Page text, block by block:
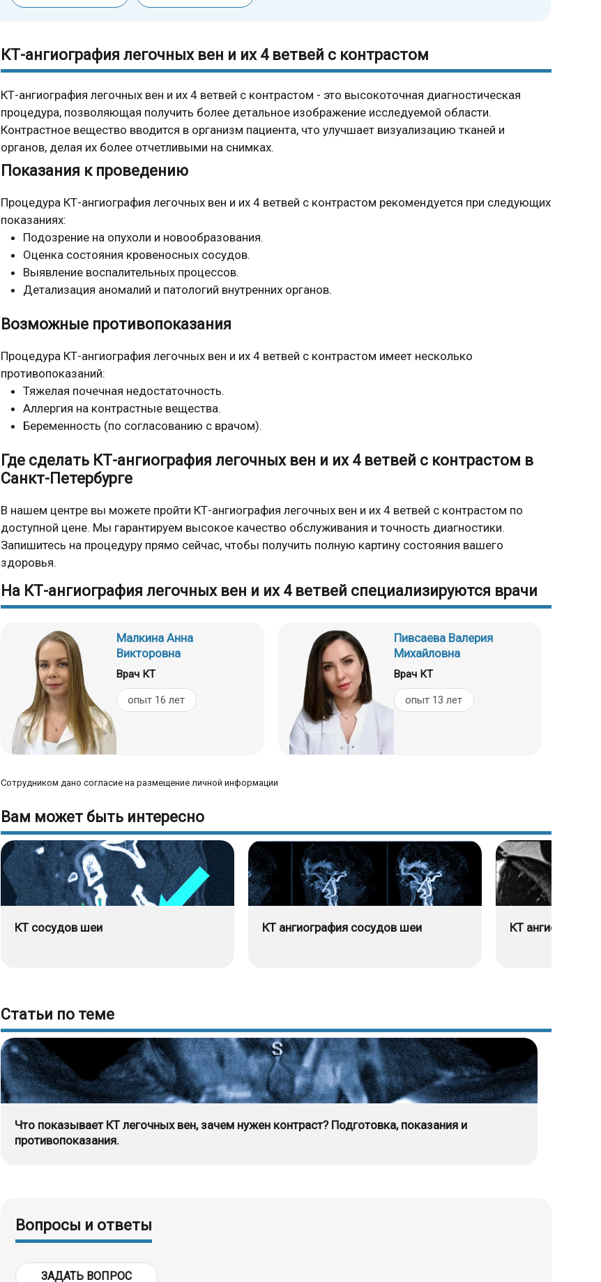
КТ-ангиография легочных вен и их 4 ветвей с контрастом
КТ-ангиография легочных вен и их 4 ветвей с контрастом - это высокоточная диагностическая
процедура, позволяющая получить более детальное изображение исследуемой области.
Контрастное вещество вводится в организм пациента, что улучшает визуализацию тканей и
органов, делая их более отчетливыми на снимках.
Показания к проведению
Процедура КТ-ангиография легочных вен и их 4 ветвей с контрастом рекомендуется при следующих
показаниях:
Подозрение на опухоли и новообразования.
Оценка состояния кровеносных сосудов.
Выявление воспалительных процессов.
Детализация аномалий и патологий внутренних органов.
Возможные противопоказания
Процедура КТ-ангиография легочных вен и их 4 ветвей с контрастом имеет несколько
противопоказаний:
Тяжелая почечная недостаточность.
Аллергия на контрастные вещества.
Беременность (по согласованию с врачом).
Где сделать КТ-ангиография легочных вен и их 4 ветвей с контрастом в
Санкт-Петербурге
В нашем центре вы можете пройти КТ-ангиография легочных вен и их 4 ветвей с контрастом по
доступной цене. Мы гарантируем высокое качество обслуживания и точность диагностики.
Запишитесь на процедуру прямо сейчас, чтобы получить полную картину состояния вашего
здоровья.
На КТ-ангиография легочных вен и их 4 ветвей специализируются врачи
Малкина Анна
Викторовна
Врач КТ
опыт 16 лет
Пивсаева Валерия
Михайловна
Врач КТ
опыт 13 лет
Сотрудником дано согласие на размещение личной информации
Вам может быть интересно
КТ сосудов шеи КТ ангиография сосудов шеи КТ ангиография
Статьи по теме
Что показывает КТ легочных вен, зачем нужен контраст? Подготовка, показания и
противопоказания.
Вопросы и ответы
ЗАДАТЬ ВОПРОС